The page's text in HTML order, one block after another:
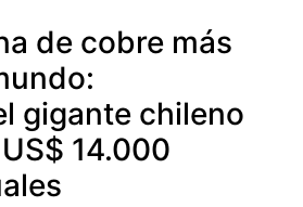
de cobre más
gigante chileno
14.000